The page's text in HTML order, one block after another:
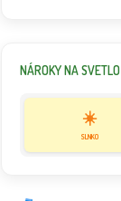
NÁROKY NA SVETLO
☀️
SLNKO